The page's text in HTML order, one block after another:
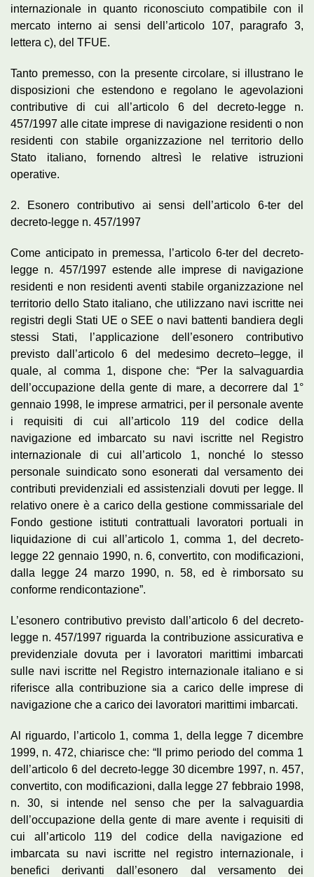
internazionale in quanto riconosciuto compatibile con il
mercato interno ai sensi dell’articolo 107, paragrafo 3,
lettera c), del TFUE.
Tanto premesso, con la presente circolare, si illustrano le
disposizioni che estendono e regolano le agevolazioni
contributive di cui all’articolo 6 del decreto-legge n.
457/1997 alle citate imprese di navigazione residenti o non
residenti con stabile organizzazione nel territorio dello
Stato italiano, fornendo altresì le relative istruzioni
operative.
2. Esonero contributivo ai sensi dell’articolo 6-ter del
decreto-legge n. 457/1997
Come anticipato in premessa, l’articolo 6-ter del decreto-
legge n. 457/1997 estende alle imprese di navigazione
residenti e non residenti aventi stabile organizzazione nel
territorio dello Stato italiano, che utilizzano navi iscritte nei
registri degli Stati UE o SEE o navi battenti bandiera degli
stessi Stati, l’applicazione dell’esonero contributivo
previsto dall’articolo 6 del medesimo decreto–legge, il
quale, al comma 1, dispone che: “Per la salvaguardia
dell’occupazione della gente di mare, a decorrere dal 1°
gennaio 1998, le imprese armatrici, per il personale avente
i requisiti di cui all’articolo 119 del codice della
navigazione ed imbarcato su navi iscritte nel Registro
internazionale di cui all’articolo 1, nonché lo stesso
personale suindicato sono esonerati dal versamento dei
contributi previdenziali ed assistenziali dovuti per legge. Il
relativo onere è a carico della gestione commissariale del
Fondo gestione istituti contrattuali lavoratori portuali in
liquidazione di cui all’articolo 1, comma 1, del decreto-
legge 22 gennaio 1990, n. 6, convertito, con modificazioni,
dalla legge 24 marzo 1990, n. 58, ed è rimborsato su
conforme rendicontazione”.
L’esonero contributivo previsto dall’articolo 6 del decreto-
legge n. 457/1997 riguarda la contribuzione assicurativa e
previdenziale dovuta per i lavoratori marittimi imbarcati
sulle navi iscritte nel Registro internazionale italiano e si
riferisce alla contribuzione sia a carico delle imprese di
navigazione che a carico dei lavoratori marittimi imbarcati.
Al riguardo, l’articolo 1, comma 1, della legge 7 dicembre
1999, n. 472, chiarisce che: “Il primo periodo del comma 1
dell’articolo 6 del decreto-legge 30 dicembre 1997, n. 457,
convertito, con modificazioni, dalla legge 27 febbraio 1998,
n. 30, si intende nel senso che per la salvaguardia
dell’occupazione della gente di mare avente i requisiti di
cui all’articolo 119 del codice della navigazione ed
imbarcata su navi iscritte nel registro internazionale, i
benefici derivanti dall’esonero dal versamento dei